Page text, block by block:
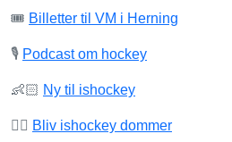
🎟️ Billetter til VM i Herning
🎙️ Podcast om hockey
👶🏻 Ny til ishockey
✋🏻 Bliv ishockey dommer